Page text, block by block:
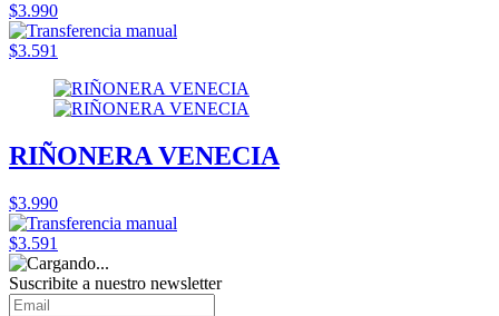
$3.990
$3.591
RIÑONERA VENECIA
$3.990
$3.591
Suscribite a nuestro newsletter